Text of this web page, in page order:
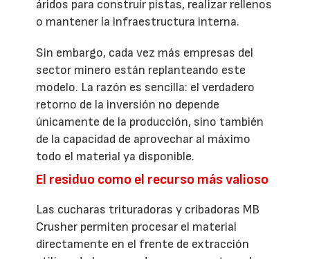
áridos para construir pistas, realizar rellenos
o mantener la infraestructura interna.
Sin embargo, cada vez más empresas del
sector minero están replanteando este
modelo. La razón es sencilla: el verdadero
retorno de la inversión no depende
únicamente de la producción, sino también
de la capacidad de aprovechar al máximo
todo el material ya disponible.
El residuo como el recurso más valioso
Las cucharas trituradoras y cribadoras MB
Crusher permiten procesar el material
directamente en el frente de extracción